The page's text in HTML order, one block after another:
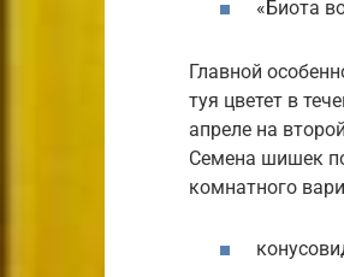
«Биота
Главной
туя цветет в
апреле на
Семена шишек
комнатного